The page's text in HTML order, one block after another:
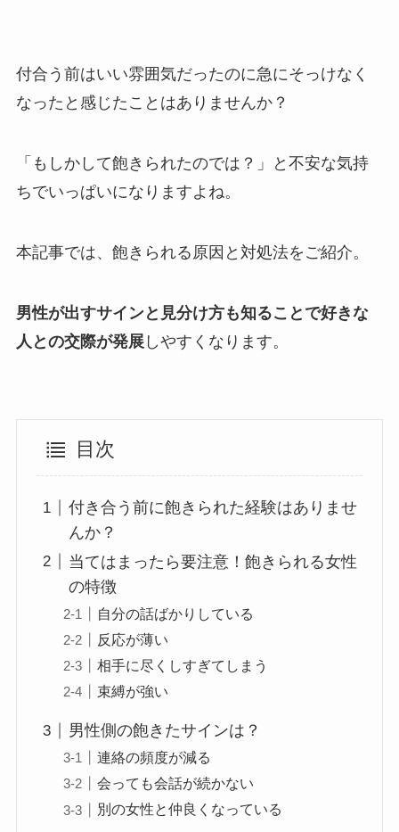
付合う前はいい雰囲気だったのに急にそっけなく
なったと感じたことはありませんか？
「もしかして飽きられたのでは？」と不安な気持
ちでいっぱいになりますよね。
本記事では、飽きられる原因と対処法をご紹介。
男性が出すサインと見分け方も知ることで好きな
人との交際が発展しやすくなります。
目次
付き合う前に飽きられた経験はありませ
んか？
当てはまったら要注意！飽きられる女性
の特徴
自分の話ばかりしている
反応が薄い
相手に尽くしすぎてしまう
束縛が強い
男性側の飽きたサインは？
連絡の頻度が減る
会っても会話が続かない
別の女性と仲良くなっている